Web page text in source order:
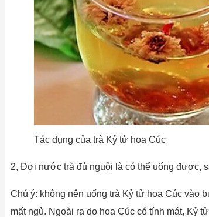
Tác dụng của trà Kỷ tử hoa Cúc
2, Đợi nước trà đủ nguội là có thể uống được,
Chú ý: không nên uống trà Kỷ tử hoa Cúc vào
mất ngủ. Ngoài ra do hoa Cúc có tính mát, Kỷ